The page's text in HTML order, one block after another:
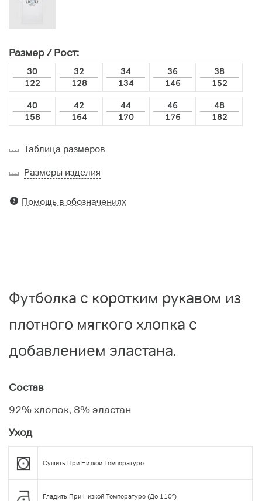
Размер / Рост:
30
122
32
128
34
134
36
146
38
152
40
158
42
164
44
170
46
176
48
182
Таблица размеров
Размеры изделия
Помощь в обозначениях
Футболка с коротким рукавом из
плотного мягкого хлопка с
добавлением эластана.
Состав
92% хлопок, 8% эластан
Уход
Сушить При Низкой Температуре
Гладить При Низкой Температуре (до 110°)